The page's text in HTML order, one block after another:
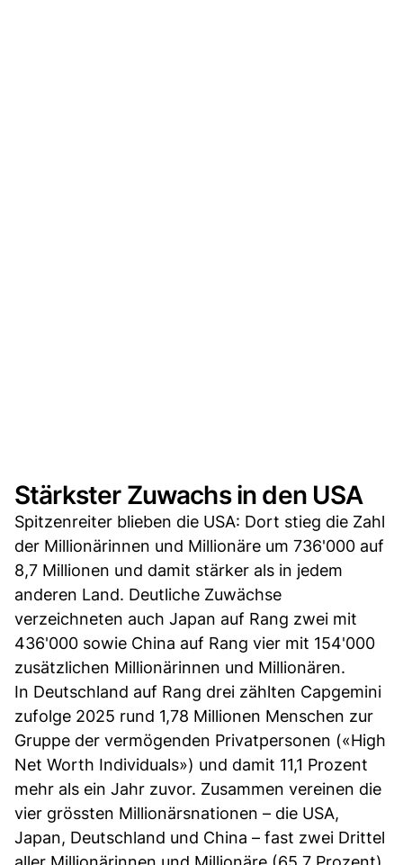
Stärkster Zuwachs in den USA
Spitzenreiter blieben die USA: Dort stieg die Zahl
der Millionärinnen und Millionäre um 736'000 auf
8,7 Millionen und damit stärker als in jedem
anderen Land. Deutliche Zuwächse
verzeichneten auch Japan auf Rang zwei mit
436'000 sowie China auf Rang vier mit 154'000
zusätzlichen Millionärinnen und Millionären.
In Deutschland auf Rang drei zählten Capgemini
zufolge 2025 rund 1,78 Millionen Menschen zur
Gruppe der vermögenden Privatpersonen («High
Net Worth Individuals») und damit 11,1 Prozent
mehr als ein Jahr zuvor. Zusammen vereinen die
vier grössten Millionärsnationen – die USA,
Japan, Deutschland und China – fast zwei Drittel